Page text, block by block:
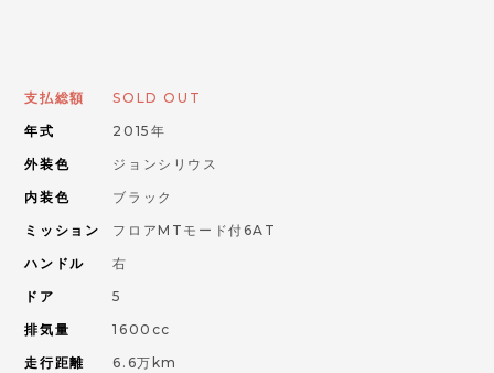
IMPORT CAR
輸入車
PIKE CAR
支払総額
年式
外装色
内装色
ミッション
ハンドル
ドア
排気量
走行距離
SOLD OUT
2015年
ジョンシリウス
ブラック
フロアMTモード付6AT
右
5
1600cc
6.6万km